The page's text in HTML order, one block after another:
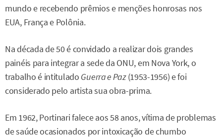
mundo e recebendo prêmios e menções honrosas nos
EUA, França e Polônia.
Na década de 50 é convidado a realizar dois grandes
painéis para integrar a sede da ONU, em Nova York, o
trabalho é intitulado Guerra e Paz(1953-1956) e foi
considerado pelo artista sua obra-prima.
Em 1962, Portinari falece aos 58 anos, vítima de problemas
de saúde ocasionados por intoxicação de chumbo